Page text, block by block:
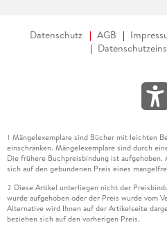
Datenschutz AGB
1 Mängelexemplare sind Bücher mit leichten
einschränken. Mängelexemplare sind durch
Die frühere Buchpreisbindung ist aufgehoben.
sich auf den gebundenen Preis eines
2 Diese Artikel unterliegen nicht der
wurde aufgehoben oder der Preis wurde vom
Alternative wird Ihnen auf der Artikelseite
beziehen sich auf den vorherigen Preis.